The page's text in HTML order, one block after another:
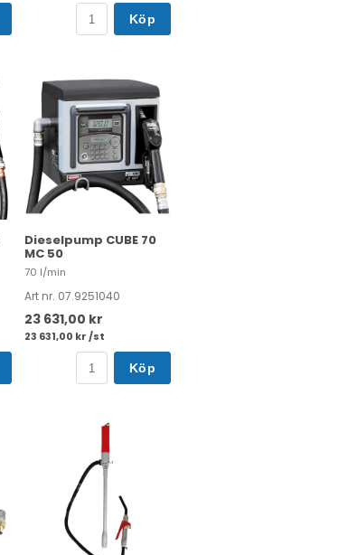
Köp
Dieselpump CUBE 70
MC 50
70 l/min
Art nr. 07.9251040
23 631,00 kr
23 631,00 kr /st
Köp